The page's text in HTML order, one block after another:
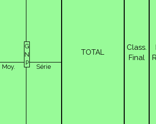
Moy. Série
G
N
P
TOTAL
Class.
Final